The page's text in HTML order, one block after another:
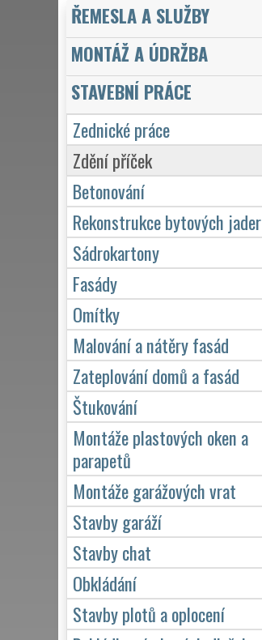
ŘEMESLA A SLUŽBY
MONTÁŽ A ÚDRŽBA
STAVEBNÍ PRÁCE
Zednické práce
Zdění příček
Betonování
Rekonstrukce bytových jader
Sádrokartony
Fasády
Omítky
Malování a nátěry fasád
Zateplování domů a fasád
Štukování
Montáže plastových oken a
parapetů
Montáže garážových vrat
Stavby garáží
Stavby chat
Obkládání
Stavby plotů a oplocení